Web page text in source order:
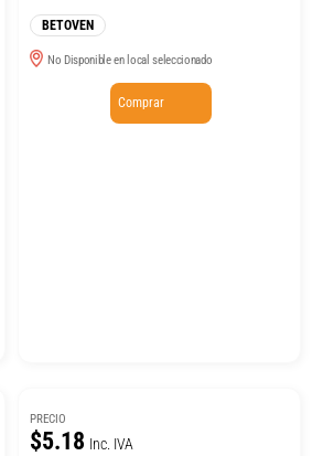
BETOVEN
No Disponible en local seleccionado
Comprar
PRECIO
$5.18 Inc. IVA